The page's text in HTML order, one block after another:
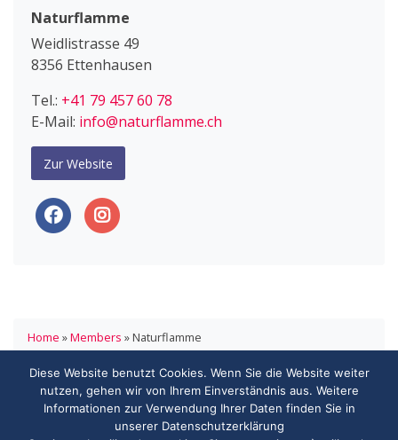
Naturflamme
Weidlistrasse 49
8356 Ettenhausen
Tel.: +41 79 457 60 78
E-Mail: info@naturflamme.ch
Zur Website
Home »Members »Naturflamme
HANDELSVERBAND.swiss
ASSOCIATION DE COMMERCE.swiss
Diese Website benutzt Cookies. Wenn Sie die Website weiter
nutzen, gehen wir von Ihrem Einverständnis aus. Weitere
Informationen zur Verwendung Ihrer Daten finden Sie in
unserer Datenschutzerklärung